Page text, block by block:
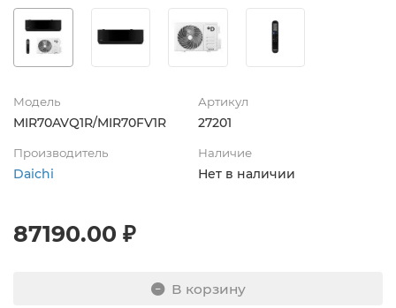
Модель
MIR70AVQ1R/MIR70FV1R
Артикул
27201
Производитель
Daichi
Наличие
Нет в наличии
87190.00 ₽
В корзину